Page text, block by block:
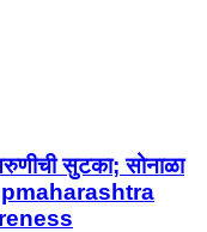
सुटका; सोनाळा